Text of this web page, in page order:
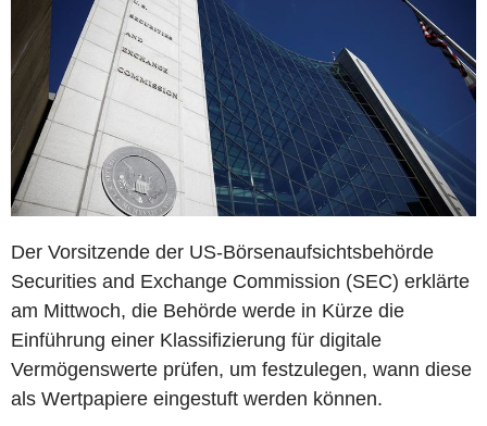
Der Vorsitzende der US-Börsenaufsichtsbehörde
Securities and Exchange Commission (SEC) erklärte
am Mittwoch, die Behörde werde in Kürze die
Einführung einer Klassifizierung für digitale
Vermögenswerte prüfen, um festzulegen, wann diese
als Wertpapiere eingestuft werden können.